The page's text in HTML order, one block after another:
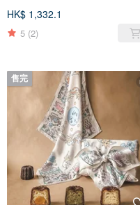
HK$ 1,332.1
5 (2)
售完